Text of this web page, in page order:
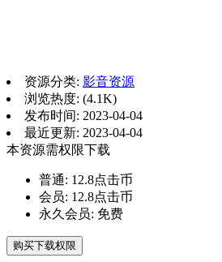
资源分类: 影音资源
浏览热度: (4.1K)
发布时间: 2023-04-04
最近更新: 2023-04-04
本资源需权限下载
普通: 12.8点击币
会员: 12.8点击币
永久会员: 免费
购买下载权限